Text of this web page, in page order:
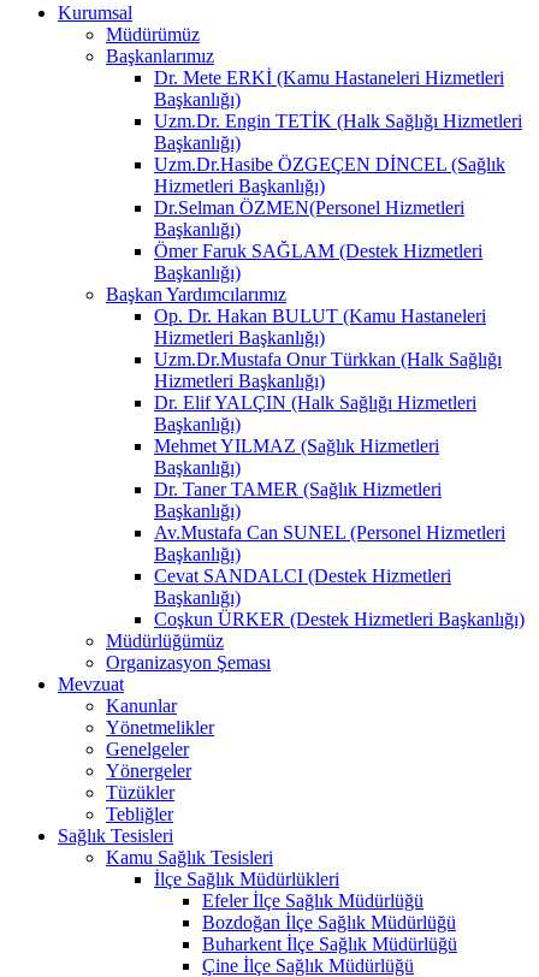
Kurumsal
Müdürümüz
Başkanlarımız
Dr. Mete ERKİ (Kamu Hastaneleri Hizmetleri
Başkanlığı)
Uzm.Dr. Engin TETİK (Halk Sağlığı Hizmetleri
Başkanlığı)
Uzm.Dr.Hasibe ÖZGEÇEN DİNCEL (Sağlık
Hizmetleri Başkanlığı)
Dr.Selman ÖZMEN(Personel Hizmetleri
Başkanlığı)
Ömer Faruk SAĞLAM (Destek Hizmetleri
Başkanlığı)
Başkan Yardımcılarımız
Op. Dr. Hakan BULUT (Kamu Hastaneleri
Hizmetleri Başkanlığı)
Uzm.Dr.Mustafa Onur Türkkan (Halk Sağlığı
Hizmetleri Başkanlığı)
Dr. Elif YALÇIN (Halk Sağlığı Hizmetleri
Başkanlığı)
Mehmet YILMAZ (Sağlık Hizmetleri
Başkanlığı)
Dr. Taner TAMER (Sağlık Hizmetleri
Başkanlığı)
Av.Mustafa Can SUNEL (Personel Hizmetleri
Başkanlığı)
Cevat SANDALCI (Destek Hizmetleri
Başkanlığı)
Coşkun ÜRKER (Destek Hizmetleri Başkanlığı)
Müdürlüğümüz
Organizasyon Şeması
Mevzuat
Kanunlar
Yönetmelikler
Genelgeler
Yönergeler
Tüzükler
Tebliğler
Sağlık Tesisleri
Kamu Sağlık Tesisleri
İlçe Sağlık Müdürlükleri
Efeler İlçe Sağlık Müdürlüğü
Bozdoğan İlçe Sağlık Müdürlüğü
Buharkent İlçe Sağlık Müdürlüğü
Çine İlçe Sağlık Müdürlüğü